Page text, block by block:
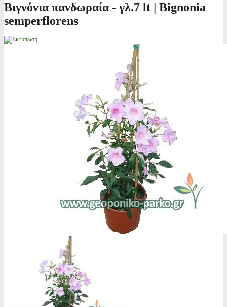
Βιγνόνια πανδωραία - γλ.7 lt | Bignonia
semperflorens